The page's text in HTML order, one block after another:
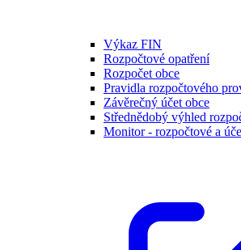
Výkaz FIN
Rozpočtové opatření
Rozpočet obce
Pravidla rozpočtového
Závěrečný účet obce
Střednědobý výhled
Monitor - rozpočtové a